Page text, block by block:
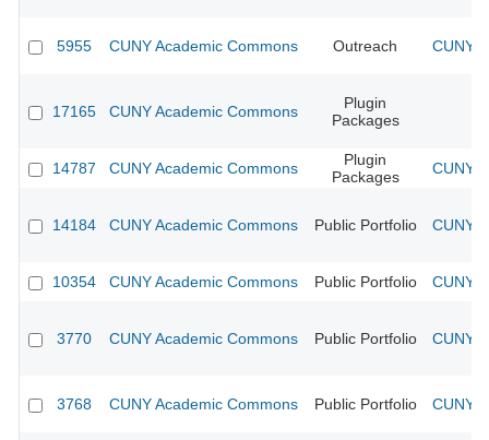
5955 CUNY Academic Commons Outreach CUNY
17165 CUNY Academic Commons
Plugin
Packages
14787 CUNY Academic Commons
Plugin
Packages
CUNY
14184 CUNY Academic Commons Public Portfolio CUNY
10354 CUNY Academic Commons Public Portfolio CUNY
3770 CUNY Academic Commons Public Portfolio CUNY
3768 CUNY Academic Commons Public Portfolio CUNY